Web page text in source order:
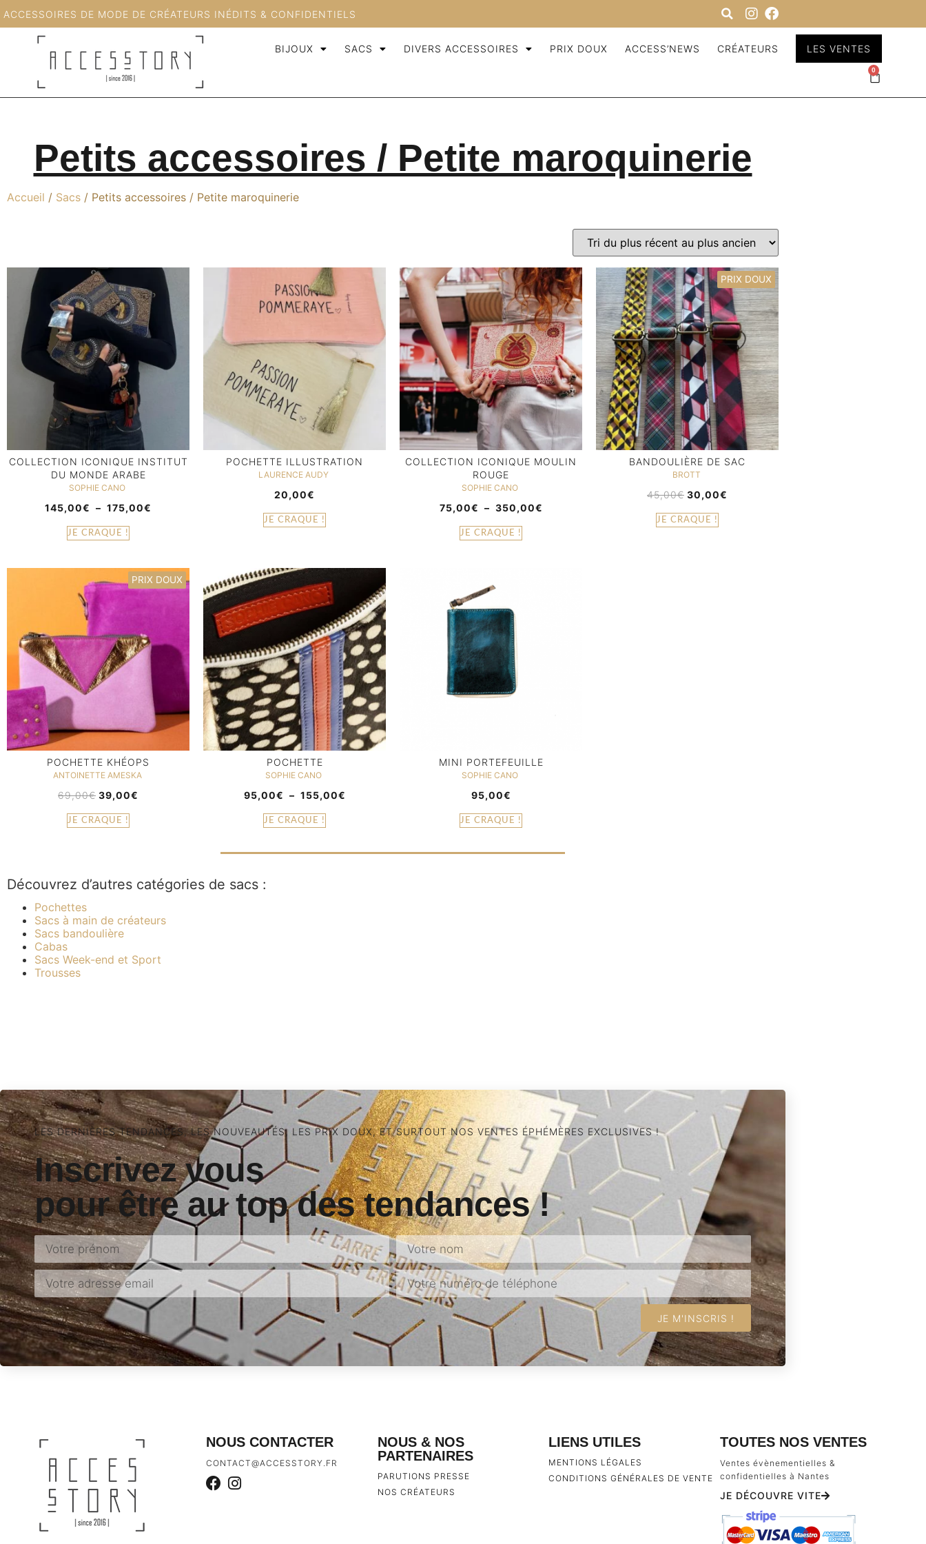
ACCESSOIRES DE MODE DE CRÉATEURS INÉDITS & CONFIDENTIELS
BIJOUX SACS DIVERS ACCESSOIRES PRIX DOUX ACCESS’NEWS CRÉATEURS LES VENTES
0
Petits accessoires / Petite maroquinerie
Accueil / Sacs / Petits accessoires / Petite maroquinerie
COLLECTION ICONIQUE INSTITUT
DU MONDE ARABE
SOPHIE CANO
145,00€ – 175,00€
JE CRAQUE !
POCHETTE ILLUSTRATION
LAURENCE AUDY
20,00€
JE CRAQUE !
COLLECTION ICONIQUE MOULIN
ROUGE
SOPHIE CANO
75,00€ – 350,00€
JE CRAQUE !
PRIX DOUX
BANDOULIÈRE DE SAC
BROTT
45,00€ 30,00€
JE CRAQUE !
PRIX DOUX
POCHETTE KHÉOPS
ANTOINETTE AMESKA
69,00€ 39,00€
JE CRAQUE !
POCHETTE
SOPHIE CANO
95,00€ – 155,00€
JE CRAQUE !
MINI PORTEFEUILLE
SOPHIE CANO
95,00€
JE CRAQUE !
Découvrez d’autres catégories de sacs :
Pochettes
Sacs à main de créateurs
Sacs bandoulière
Cabas
Sacs Week-end et Sport
Trousses
LES DERNIÈRES TENDANCES, LES NOUVEAUTÉS, LES PRIX DOUX, ET SURTOUT NOS VENTES ÉPHÉMÈRES EXCLUSIVES !
Inscrivez vous
pour être au top des tendances !
JE M'INSCRIS !
NOUS CONTACTER
CONTACT@ACCESSTORY.FR
NOUS & NOS
PARTENAIRES
PARUTIONS PRESSE
NOS CRÉATEURS
LIENS UTILES
MENTIONS LÉGALES
CONDITIONS GÉNÉRALES DE VENTE
TOUTES NOS VENTES
Ventes évènementielles &
confidentielles à Nantes
JE DÉCOUVRE VITE